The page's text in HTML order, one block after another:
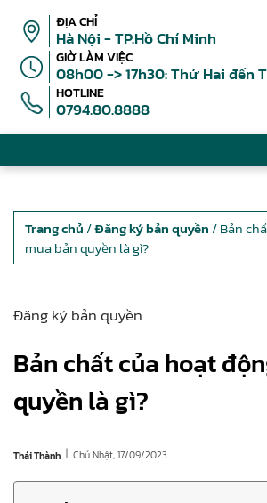
ĐỊA CHỈ
Hà Nội - TP.Hồ Chí Minh
GIỜ LÀM VIỆC
08h00 -> 17h30: Thứ Hai đến
HOTLINE
0794.80.8888
Trang chủ /Đăng ký bản quyền / Bản
mua bản quyền là gì?
Đăng ký bản quyền
Bản chất của hoạt
quyền là gì?
Thái Thành | Chủ Nhật, 17/09/2023